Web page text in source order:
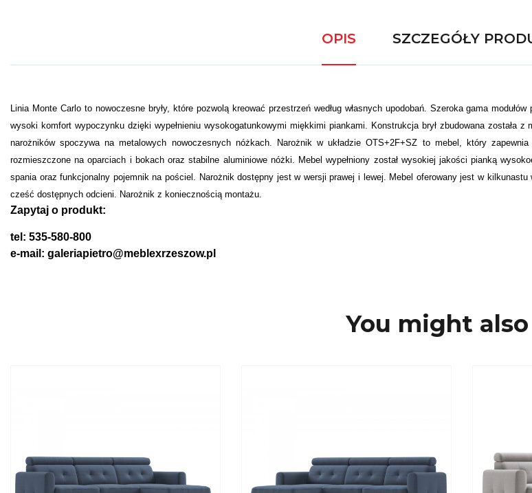
OPIS SZCZEGÓŁY
Linia Monte Carlo to nowoczesne bryły, które pozwolą kreować przestrzeń według własnych upodobań. Szeroka gama
wysoki komfort wypoczynku dzięki wypełnieniu wysokogatunkowymi miękkimi piankami. Konstrukcja brył zbudowana została
narożników spoczywa na metalowych nowoczesnych nóżkach. Narożnik w układzie OTS+2F+SZ to mebel, który
rozmieszczone na oparciach i bokach oraz stabilne aluminiowe nóżki. Mebel wypełniony został wysokiej jakości pianką
spania oraz funkcjonalny pojemnik na pościel. Narożnik dostępny jest w wersji prawej i lewej. Mebel oferowany jest w
cześć dostępnych odcieni. Narożnik z koniecznością montażu.
Zapytaj o produkt:
tel: 535-580-800
e-mail: galeriapietro@meblexrzeszow.pl
You might